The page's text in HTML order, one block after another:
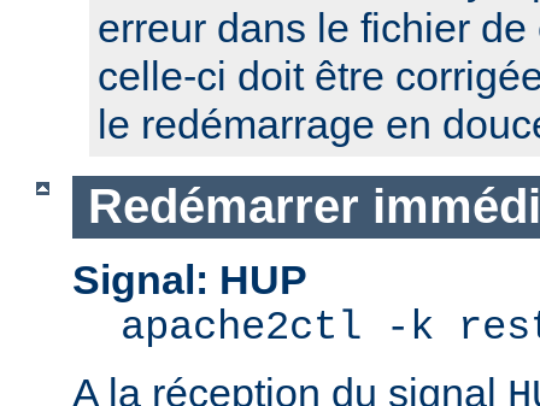
erreur dans le fichier
celle-ci doit être
le redémarrage en
Redémarrer
Signal: HUP
apache2ctl -k
A la réception du signal